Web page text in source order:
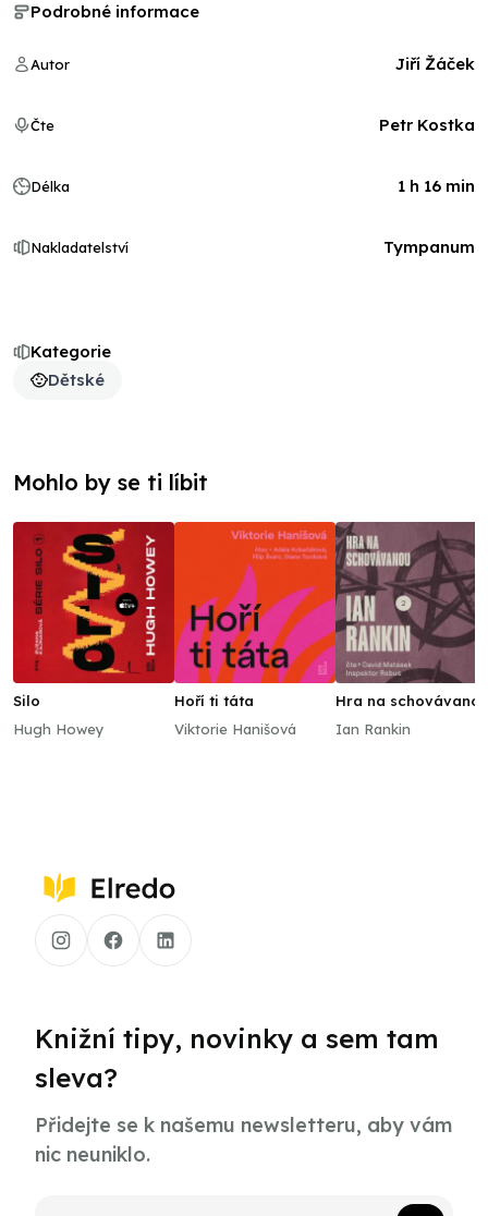
Kategorie
Dětské
Podrobné informace
Autor Jiří Žáček
Čte Petr Kostka
Délka 1 h 16 min
Nakladatelství Tympanum
Mohlo by se ti líbit
Silo
Hugh Howey
Hoří ti táta
Viktorie Hanišová
Hra na schovávanou
Ian Rankin
Knižní tipy, novinky a sem tam
sleva?
Přidejte se k našemu newsletteru, aby vám
nic neuniklo.